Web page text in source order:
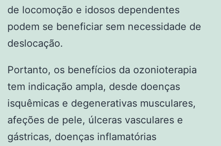
de locomoção e idosos dependentes
podem se beneficiar sem necessidade de
deslocação.
Portanto, os benefícios da ozonioterapia
tem indicação ampla, desde doenças
isquêmicas e degenerativas musculares,
afeções de pele, úlceras vasculares e
gástricas, doenças inflamatórias